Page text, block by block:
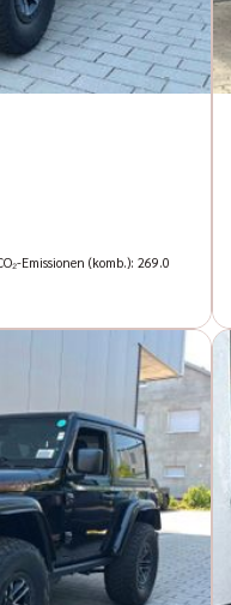
Emissionen (komb.): 269.0